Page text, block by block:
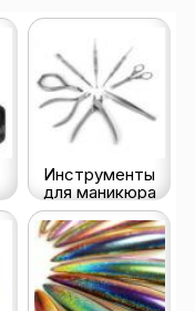
Инструменты
для маникюра